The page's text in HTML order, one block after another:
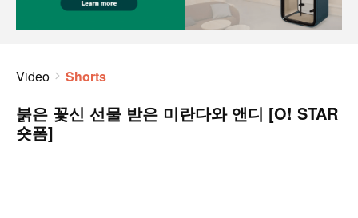
Video Shorts
붉은 꽃신 선물 받은 미란다와 앤디 [O! STAR
숏폼]